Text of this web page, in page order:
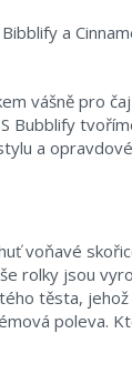
a
vášně pro
Bubblify
a
voňavé
rolky jsou
těsta,
poleva.